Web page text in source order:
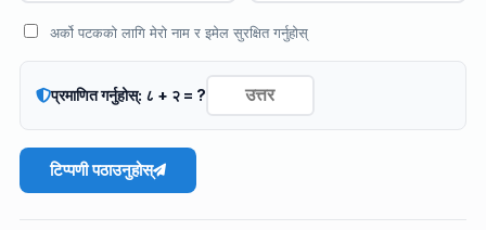
अर्को पटकको लागि मेरो नाम र इमेल सुरक्षित गर्नुहोस्
प्रमाणित गर्नुहोस्: ८ + २ = ?
टिप्पणी पठाउनुहोस्